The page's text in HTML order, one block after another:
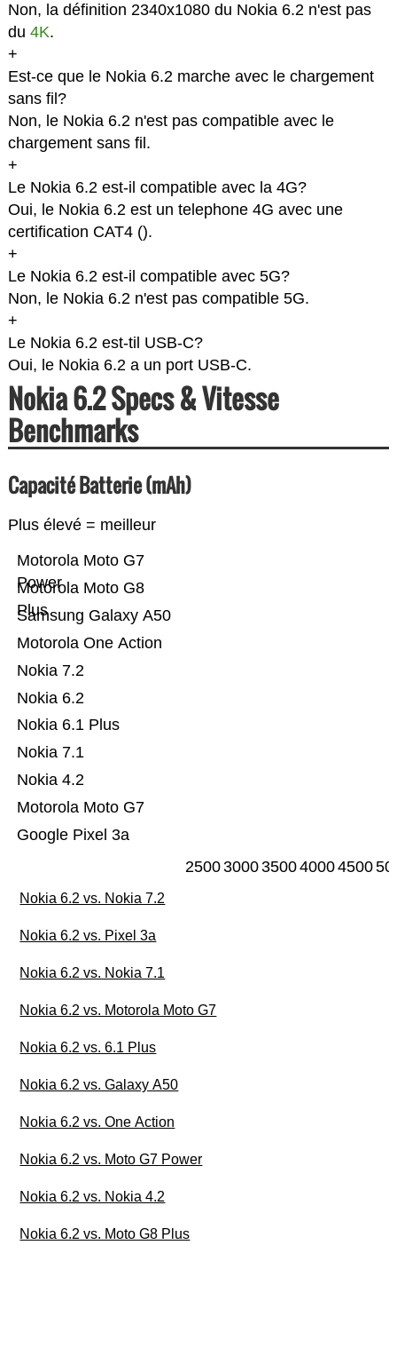
Non, la définition 2340x1080 du Nokia 6.2 n'est pas
du 4K.
+
Est-ce que le Nokia 6.2 marche avec le chargement
sans fil?
Non, le Nokia 6.2 n'est pas compatible avec le
chargement sans fil.
+
Le Nokia 6.2 est-il compatible avec la 4G?
Oui, le Nokia 6.2 est un telephone 4G avec une
certification CAT4 ().
+
Le Nokia 6.2 est-il compatible avec 5G?
Non, le Nokia 6.2 n'est pas compatible 5G.
+
Le Nokia 6.2 est-til USB-C?
Oui, le Nokia 6.2 a un port USB-C.
Nokia 6.2 Specs & Vitesse
Benchmarks
Capacité Batterie (mAh)
Plus élevé = meilleur
Google Pixel 3a
Motorola Moto G7
Nokia 4.2
Nokia 7.1
Nokia 6.1 Plus
Nokia 6.2
Nokia 7.2
Motorola One Action
Samsung Galaxy A50
Motorola Moto G8
Plus
Motorola Moto G7
Power
25003000350040004500
Nokia 6.2 vs. Nokia 7.2
Nokia 6.2 vs. Pixel 3a
Nokia 6.2 vs. Nokia 7.1
Nokia 6.2 vs. Motorola Moto G7
Nokia 6.2 vs. 6.1 Plus
Nokia 6.2 vs. Galaxy A50
Nokia 6.2 vs. One Action
Nokia 6.2 vs. Moto G7 Power
Nokia 6.2 vs. Nokia 4.2
Nokia 6.2 vs. Moto G8 Plus